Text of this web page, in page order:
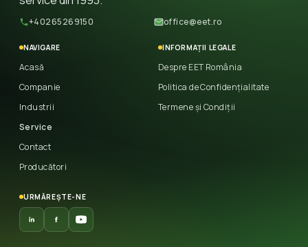
+40265269150 office@eet.ro
NAVIGARE
Acasă
Companie
Industrii
Service
Contact
Producători
INFORMAȚII LEGALE
Despre EET România
Politica de Confidențialitate
Termene și Condiții
URMĂREȘTE-NE